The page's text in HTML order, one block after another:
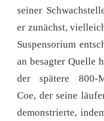
seiner
er zunächst,
Suspensorium
an besagter Quelle
der spätere 800-
Coe, der seine
demonstrierte,